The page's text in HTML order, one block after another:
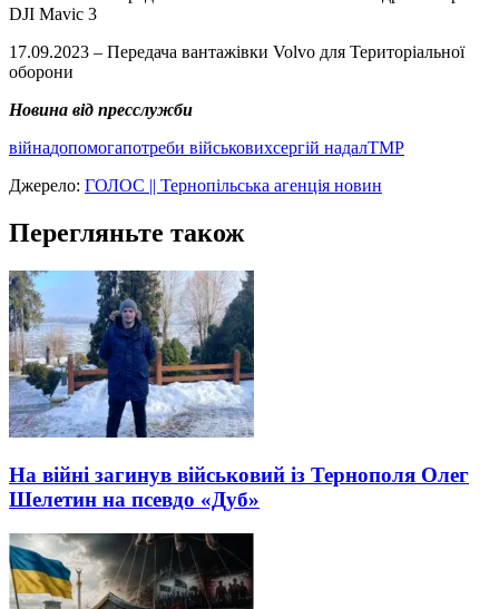
DJI Mavic 3
17.09.2023 – Передача вантажівки Volvo для Територіальної
оборони
Новина від пресслужби
війнадопомогапотреби військовихсергій надалТМР
Джерело: ГОЛОС || Тернопільська агенція новин
Перегляньте також
На війні загинув військовий із Тернополя Олег
Шелетин на псевдо «Дуб»